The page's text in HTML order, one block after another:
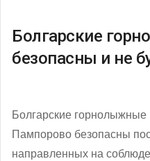
Болгарские
безопасны и не
Болгарские
Пампорово безопасны
направленных на